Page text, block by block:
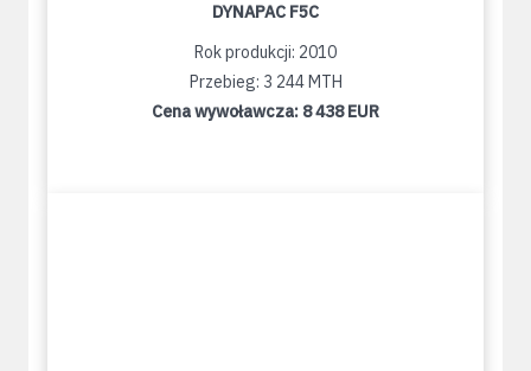
DYNAPAC F5C
Rok produkcji: 2010
Przebieg: 3 244 MTH
Cena wywoławcza: 8 438 EUR